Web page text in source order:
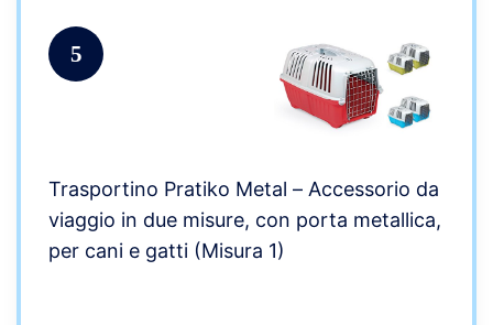
5
Trasportino Pratiko Metal – Accessorio da
viaggio in due misure, con porta metallica,
per cani e gatti (Misura 1)